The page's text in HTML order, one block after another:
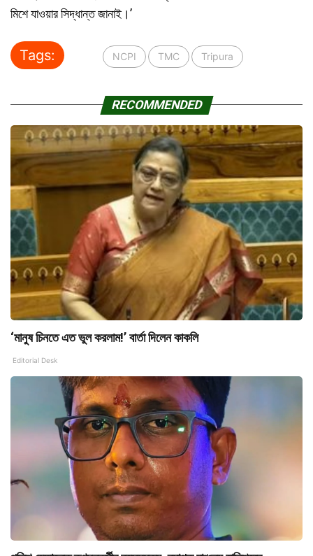
মিশে যাওয়ার সিদ্ধান্ত জানাই।’
Tags: NCPI TMC Tripura
RECOMMENDED
‘মানুষ চিনতে এত ভুল করলাম!’ বার্তা দিলেন কাকলি
Editorial Desk